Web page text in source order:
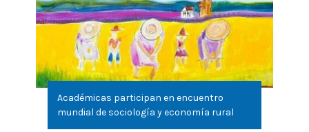
Académicas participan en encuentro
mundial de sociología y economía rural